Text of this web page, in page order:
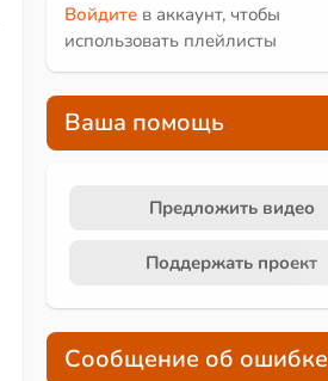
Войдите в аккаунт, чтобы
использовать плейлисты
Ваша помощь
Предложить видео
Поддержать проект
Сообщение об ошибке